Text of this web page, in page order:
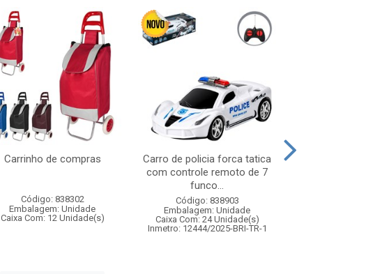
Carrinho de compras
Código: 838302
Embalagem: Unidade
Caixa Com: 12 Unidade(s)
Carro de policia forca tatica
com controle remoto de 7
funco...
Código: 838903
Embalagem: Unidade
Caixa Com: 24 Unidade(s)
Inmetro: 12444/2025-BRI-TR-1